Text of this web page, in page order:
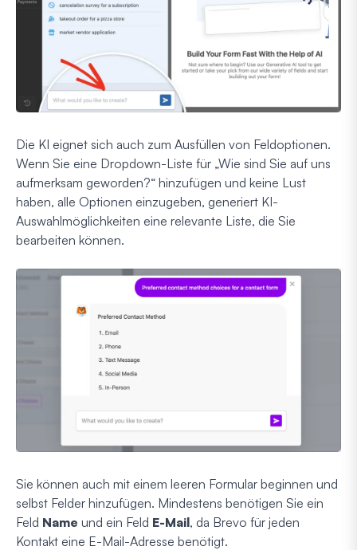
Die KI eignet sich auch zum Ausfüllen von Feldoptionen.
Wenn Sie eine Dropdown-Liste für „Wie sind Sie auf uns
aufmerksam geworden?“ hinzufügen und keine Lust
haben, alle Optionen einzugeben, generiert KI-
Auswahlmöglichkeiten eine relevante Liste, die Sie
bearbeiten können.
Sie können auch mit einem leeren Formular beginnen und
selbst Felder hinzufügen. Mindestens benötigen Sie ein
Feld Name und ein Feld E-Mail, da Brevo für jeden
Kontakt eine E-Mail-Adresse benötigt.